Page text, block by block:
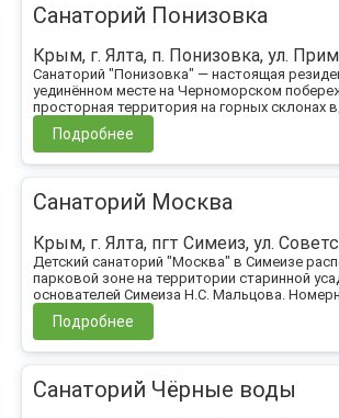
Санаторий Понизовка
Крым, г. Ялта, п. Понизовка, ул.
Санаторий "Понизовка" — настоящая
уединённом месте на Черноморском
просторная территория на горных склонах
Подробнее
Санаторий Москва
Крым, г. Ялта, пгт Симеиз, ул.
Детский санаторий "Москва" в Симеизе
парковой зоне на территории старинной
основателей Симеиза Н.С. Мальцова.
Подробнее
Санаторий Чёрные воды